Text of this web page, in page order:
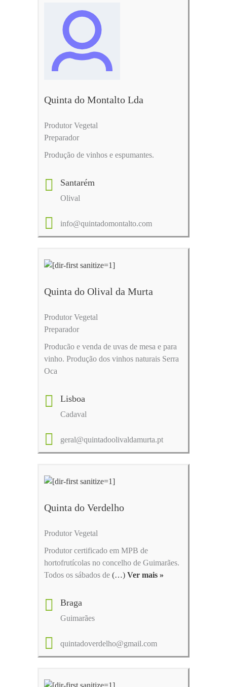
Quinta do Montalto Lda
Produtor Vegetal
Preparador
Produção de vinhos e espumantes.
Santarém
Olival
info@quintadomontalto.com
Quinta do Olival da Murta
Produtor Vegetal
Preparador
Producão e venda de uvas de mesa e para
vinho. Produção dos vinhos naturais Serra
Oca
Lisboa
Cadaval
geral@quintadoolivaldamurta.pt
Quinta do Verdelho
Produtor Vegetal
Produtor certificado em MPB de
hortofrutícolas no concelho de Guimarães.
Todos os sábados de (…) Ver mais »
Braga
Guimarães
quintadoverdelho@gmail.com